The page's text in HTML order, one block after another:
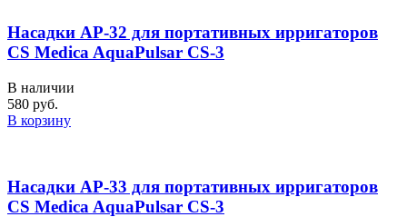
Насадки AP-32 для портативных ирригаторов
CS Medica AquaPulsar CS-3
В наличии
580 руб.
В корзину
Насадки AP-33 для портативных ирригаторов
CS Medica AquaPulsar CS-3